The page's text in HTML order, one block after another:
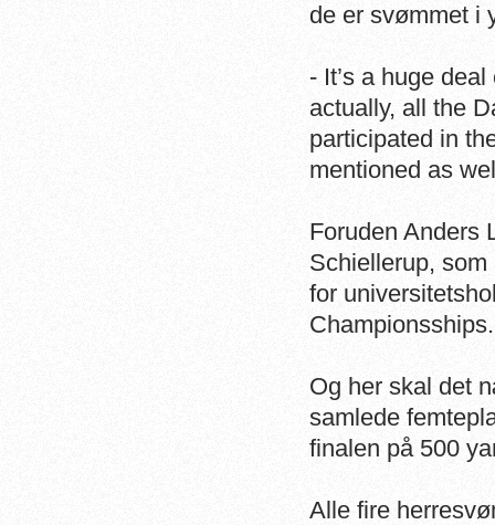
de er svømmet i
- It’s a huge
actually, all the
participated in
mentioned as
Foruden Anders
Schiellerup,
for
Championsships.
Og her skal det
samlede
finalen på 500
Alle fire